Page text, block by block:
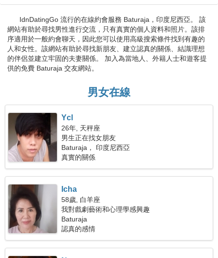
IdnDatingGo 流行的在線約會服務 Baturaja，印度尼西亞。 該
網站有助於尋找男性進行交流，只有真實的個人資料和照片。該排
序適用於一般約會聊天，因此您可以使用高級搜索條件找到有趣的
人和女性。該網站有助於尋找新朋友、建立認真的關係、結識理想
的伴侶並建立牢固的夫妻關係。 加入為當地人、外籍人士和遊客提
供的免費 Baturaja 交友網站。
男女在線
Ycl
26年, 天秤座
男生正在找女朋友
Baturaja， 印度尼西亞
真實的關係
Icha
58歲, 白羊座
我對戲劇藝術和心理學感興趣
Baturaja
認真的感情